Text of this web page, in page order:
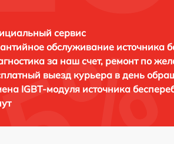
сервис
обслуживание источника
за наш счет, ремонт по
выезд курьера в день
IGBT-модуля источника